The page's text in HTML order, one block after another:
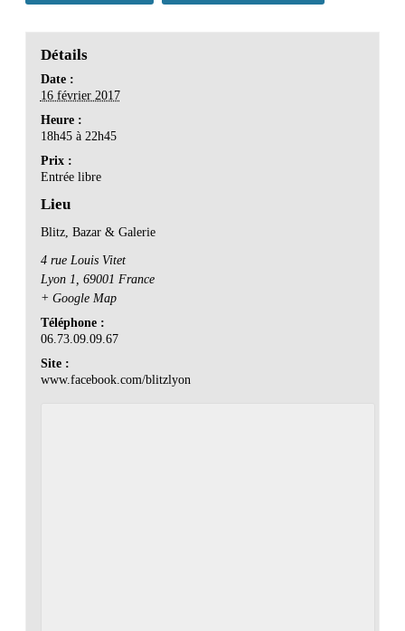
Détails
Date :
16 février 2017
Heure :
18h45 à 22h45
Prix :
Entrée libre
Lieu
Blitz, Bazar & Galerie
4 rue Louis Vitet
Lyon 1, 69001 France
+ Google Map
Téléphone :
06.73.09.09.67
Site :
www.facebook.com/blitzlyon